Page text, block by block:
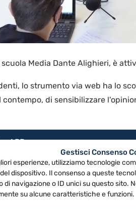
Media Dante Alighieri, è
lo strumento via web ha lo
contempo, di sensibilizzare